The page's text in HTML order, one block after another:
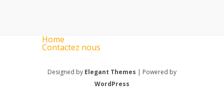
Home
Contactez nous
Designed by Elegant Themes | Powered by
WordPress